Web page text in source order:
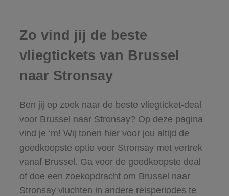
Zo vind jij de beste
vliegtickets van Brussel
naar Stronsay
Ben jij op zoek naar de beste vliegticket-deal
voor Brussel naar Stronsay? Op deze pagina
vind je ‘m! Wij tonen hier voor jou altijd de
goedkoopste optie voor Stronsay met vertrek
vanaf Brussel. Ga voor de goedkoopste deal
of doe een zoekopdracht om Brussel naar
Stronsay vluchten in andere reisperiodes te